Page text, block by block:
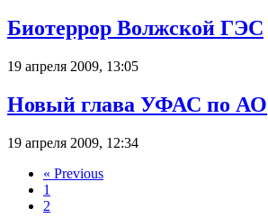
Биотеррор Волжской ГЭС
19 апреля 2009, 13:05
Новый глава УФАС по АО
19 апреля 2009, 12:34
« Previous
1
2